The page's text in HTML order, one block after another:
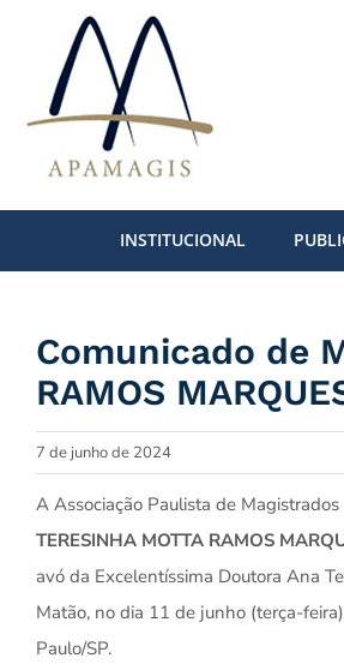
conteúdo
INSTITUCIONAL
Comunicado de
RAMOS
7 de junho de 2024
A Associação Paulista de
TERESINHA MOTTA RAMOS
avó da Excelentíssima Doutora Ana
Matão, no dia 11 de junho (terça-
Paulo/SP.